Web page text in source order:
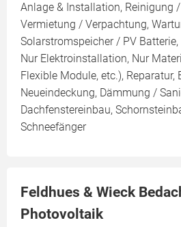
Anlage & Installation, Reinigung
Vermietung / Verpachtung,
Solarstromspeicher / PV
Nur Elektroinstallation, Nur
Flexible Module, etc.), Reparatur,
Neueindeckung, Dämmung /
Dachfenstereinbau,
Schneefänger
Feldhues & Wieck
Photovoltaik